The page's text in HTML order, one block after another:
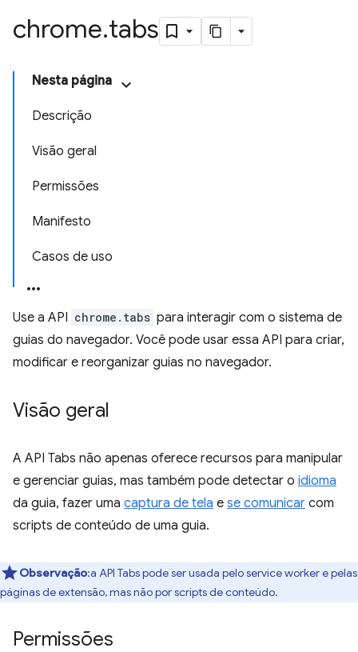
chrome.tabs
Nesta página
Descrição
Visão geral
Permissões
Manifesto
Casos de uso
Use a API chrome.tabs para interagir com o sistema de
guias do navegador. Você pode usar essa API para criar,
modificar e reorganizar guias no navegador.
Visão geral
A API Tabs não apenas oferece recursos para manipular
e gerenciar guias, mas também pode detectar o idioma
da guia, fazer uma captura de tela e se comunicar com
scripts de conteúdo de uma guia.
Observação:a API Tabs pode ser usada pelo service worker e pelas
páginas de extensão, mas não por scripts de conteúdo.
Permissões